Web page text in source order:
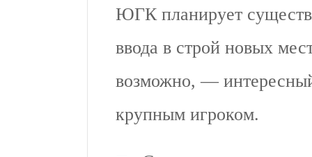
ЮГК планирует
ввода в строй новых
возможно, —
крупным игроком.